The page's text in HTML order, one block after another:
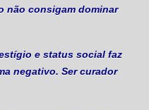
não consigam dominar
e status social faz
negativo. Ser curador